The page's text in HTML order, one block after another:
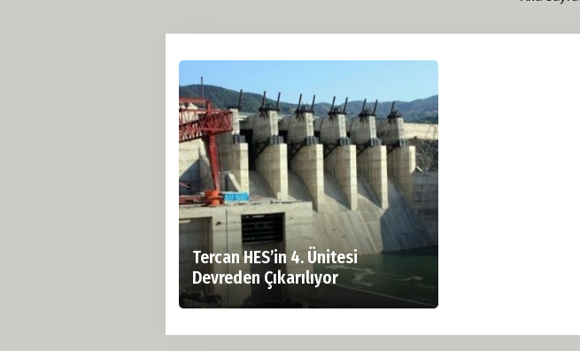
Tercan HES’in 4. Ünitesi
Devreden Çıkarılıyor